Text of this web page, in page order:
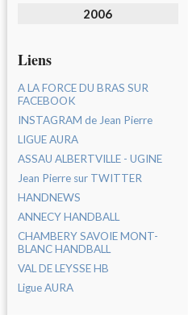
2006
Liens
A LA FORCE DU BRAS SUR
FACEBOOK
INSTAGRAM de Jean Pierre
LIGUE AURA
ASSAU ALBERTVILLE - UGINE
Jean Pierre sur TWITTER
HANDNEWS
ANNECY HANDBALL
CHAMBERY SAVOIE MONT-
BLANC HANDBALL
VAL DE LEYSSE HB
Ligue AURA